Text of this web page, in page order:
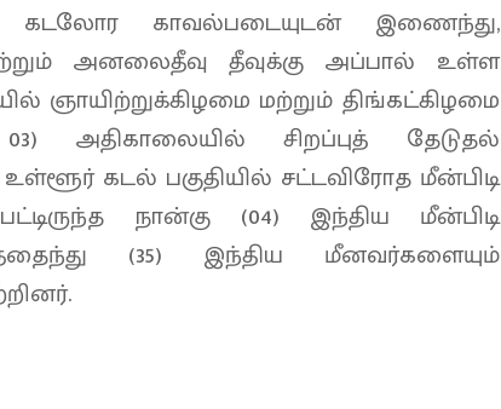
காவல்படையுடன் இணைந்து,
அனலைதீவு தீவுக்கு அப்பால் உள்ள
ஞாயிற்றுக்கிழமை மற்றும் திங்கட்கிழமை
அதிகாலையில் சிறப்புத் தேடுதல்
கடல் பகுதியில் சட்டவிரோத மீன்பிடி
நான்கு (04) இந்திய மீன்பிடி
(35) இந்திய மீனவர்களையும்